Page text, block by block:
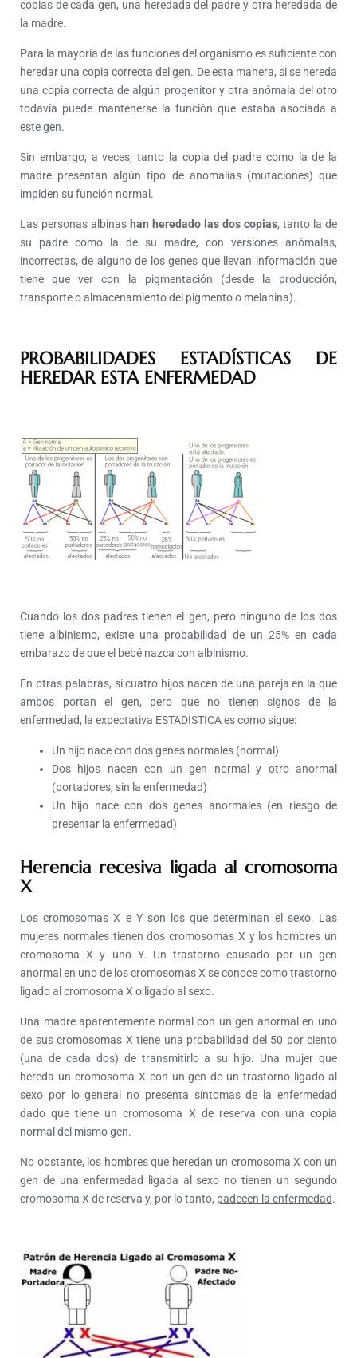
copias de cada gen, una heredada del padre y otra heredada de
la madre.
Para la mayoría de las funciones del organismo es suficiente con
heredar una copia correcta del gen. De esta manera, si se hereda
una copia correcta de algún progenitor y otra anómala del otro
todavía puede mantenerse la función que estaba asociada a
este gen.
Sin embargo, a veces, tanto la copia del padre como la de la
madre presentan algún tipo de anomalías (mutaciones) que
impiden su función normal.
Las personas albinas han heredado las dos copias, tanto la de
su padre como la de su madre, con versiones anómalas,
incorrectas, de alguno de los genes que llevan información que
tiene que ver con la pigmentación (desde la producción,
transporte o almacenamiento del pigmento o melanina).
PROBABILIDADES ESTADÍSTICAS DE
HEREDAR ESTA ENFERMEDAD
Cuando los dos padres tienen el gen, pero ninguno de los dos
tiene albinismo, existe una probabilidad de un 25% en cada
embarazo de que el bebé nazca con albinismo.
En otras palabras, si cuatro hijos nacen de una pareja en la que
ambos portan el gen, pero que no tienen signos de la
enfermedad, la expectativa ESTADÍSTICA es como sigue:
Un hijo nace con dos genes normales (normal)
Dos hijos nacen con un gen normal y otro anormal
(portadores, sin la enfermedad)
Un hijo nace con dos genes anormales (en riesgo de
presentar la enfermedad)
Herencia recesiva ligada al cromosoma
X
Los cromosomas X e Y son los que determinan el sexo. Las
mujeres normales tienen dos cromosomas X y los hombres un
cromosoma X y uno Y. Un trastorno causado por un gen
anormal en uno de los cromosomas X se conoce como trastorno
ligado al cromosoma X o ligado al sexo.
Una madre aparentemente normal con un gen anormal en uno
de sus cromosomas X tiene una probabilidad del 50 por ciento
(una de cada dos) de transmitirlo a su hijo. Una mujer que
hereda un cromosoma X con un gen de un trastorno ligado al
sexo por lo general no presenta síntomas de la enfermedad
dado que tiene un cromosoma X de reserva con una copia
normal del mismo gen.
No obstante, los hombres que heredan un cromosoma X con un
gen de una enfermedad ligada al sexo no tienen un segundo
cromosoma X de reserva y, por lo tanto, padecen la enfermedad.